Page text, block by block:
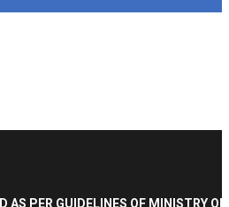
AS PER GUIDELINES OF MINISTRY OF